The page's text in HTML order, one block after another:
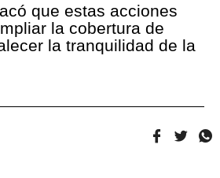
que estas acciones
la cobertura de
la tranquilidad de la